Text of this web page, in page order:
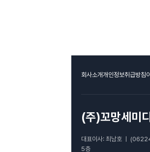
회사소개개인정보취급방침
(주)꼬망세미
대표이사: 최남호 ㅣ
5층